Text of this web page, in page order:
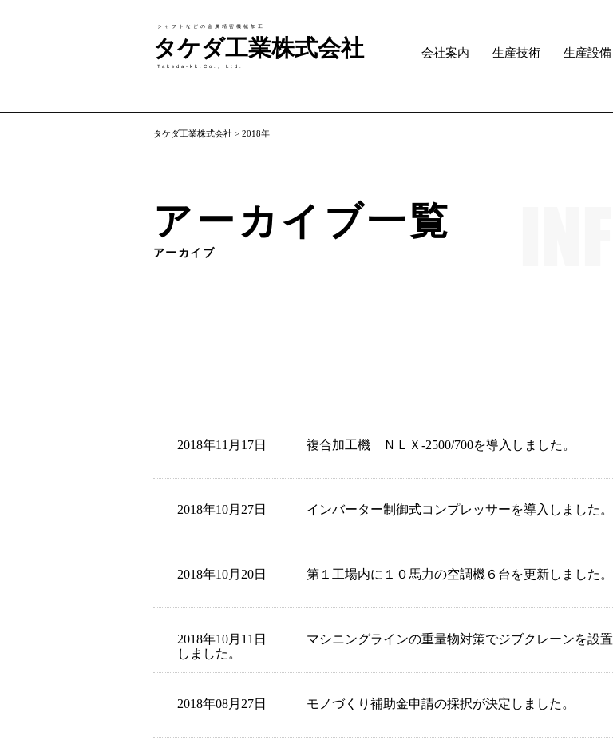
シャフトなどの金属精密機械加工
タケダ工業株式会社
Takeda-kk.Co., Ltd.
会社案内 生産技術 生産設備
タケダ工業株式会社 > 2018年
アーカイブ一覧
アーカイブ
2018年11月17日 複合加工機 ＮＬＸ-2500/700を導入しました。
2018年10月27日 インバーター制御式コンプレッサーを導入しました。
2018年10月20日 第１工場内に１０馬力の空調機６台を更新しました。
2018年10月11日
マシニングラインの重量物対策でジブクレーンを設置
しました。
2018年08月27日 モノづくり補助金申請の採択が決定しました。